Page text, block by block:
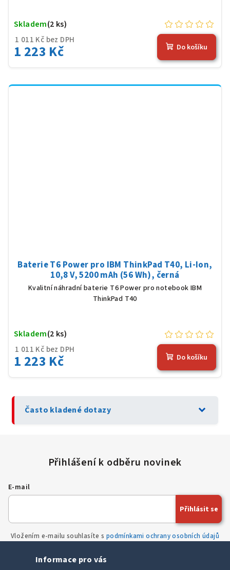
1 011 Kč bez DPH
1 223 Kč
Skladem(2 ks)
Do košíku
Baterie T6 Power pro IBM ThinkPad T40, Li-Ion,
10,8 V, 5200 mAh (56 Wh), černá
Kvalitní náhradní baterie T6 Power pro notebook IBM
ThinkPad T40
1 011 Kč bez DPH
1 223 Kč
Skladem(2 ks)
Do košíku
Často kladené dotazy expand_more
E-mail
Vložením e-mailu souhlasíte s podmínkami ochrany osobních údajů
Přihlásit se
Informace pro vás